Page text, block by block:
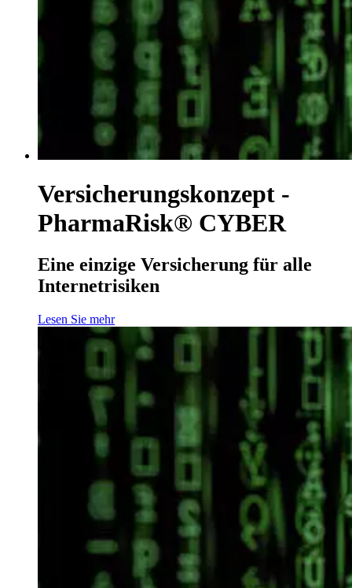
Versicherungskonzept -
PharmaRisk® CYBER
Eine einzige Versicherung für alle
Internetrisiken
Lesen Sie mehr